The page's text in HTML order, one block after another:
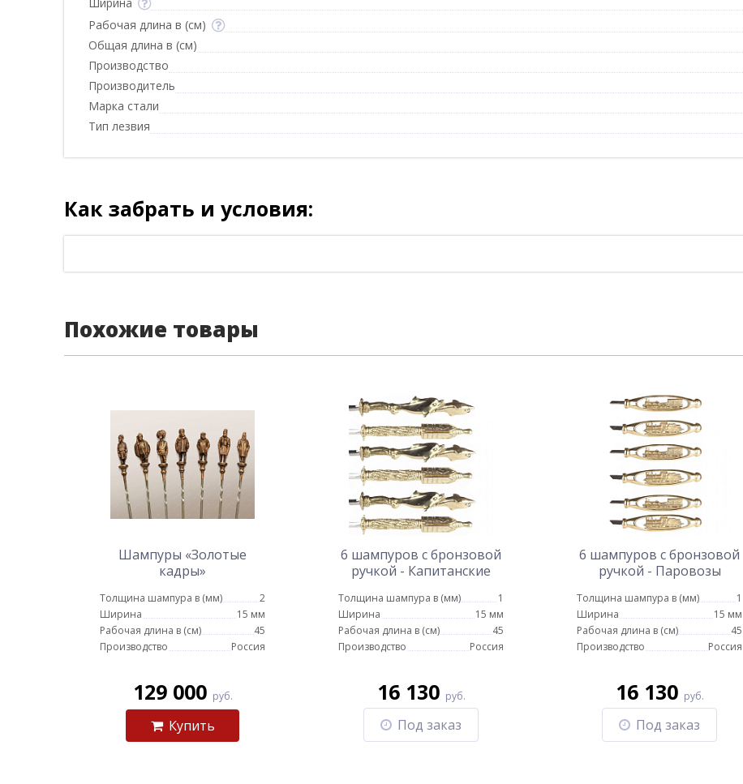
Рабочая длина в (см)
Общая длина в (см)
Производство
Производитель
Марка стали
Тип лезвия
Как забрать и условия:
Похожие товары
Шампуры «Золотые
кадры»
Толщина шампура в (мм)
2
Ширина
15 мм
Рабочая длина в (см)
45
Производство
Россия
129 000 руб.
Купить
6 шампуров с бронзовой
ручкой - Капитанские
Толщина шампура в (мм)
1
Ширина
15 мм
Рабочая длина в (см)
45
Производство
Россия
16 130 руб.
Под заказ
6 шампуров с бронзовой
ручкой - Паровозы
Толщина шампура в (мм)
1
Ширина
15 мм
Рабочая длина в (см)
45
Производство
Россия
16 130 руб.
Под заказ